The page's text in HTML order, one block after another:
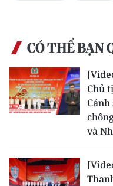
TIN ĐỊA PHƯƠNG
Trung du và miền
Bắc Trung Bộ
CÓ THỂ BẠN
Chủ
và